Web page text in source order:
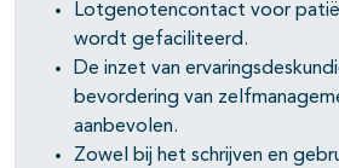
Lotgenotencontact voor
wordt gefaciliteerd.
De inzet van
bevordering van
aanbevolen.
Zowel bij het schrijven en